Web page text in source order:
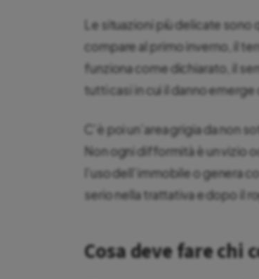
Le situazioni più delicate sono
compare al primo inverno, il
funziona come dichiarato, il
tutti casi in cui il danno
C’è poi un’area grigia da
Non ogni difformità è un vizio
l’uso dell’immobile o genera
serio nella trattativa e dopo il
Cosa deve fare